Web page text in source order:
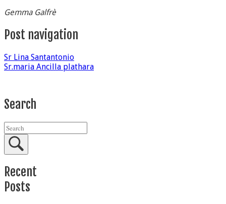
Gemma Galfrè
Post navigation
Sr Lina Santantonio
Sr.maria Ancilla plathara
Search
Recent
Posts